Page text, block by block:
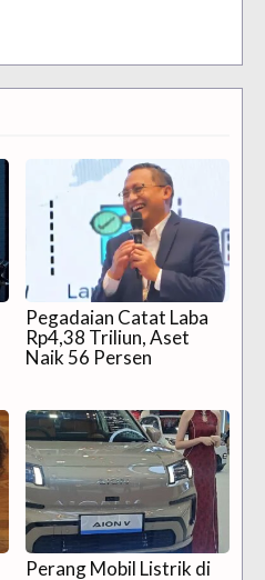
Pegadaian Catat Laba
Rp4,38 Triliun, Aset
Naik 56 Persen
Perang Mobil Listrik di